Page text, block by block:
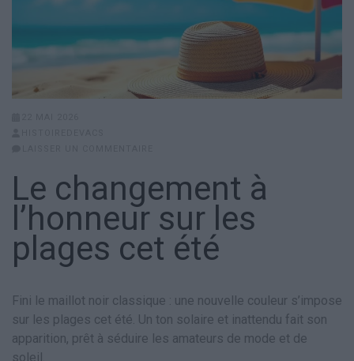
Le changement à
l’honneur sur les
plages cet été
Fini le maillot noir classique : une nouvelle couleur s’impose
sur les plages cet été. Un ton solaire et inattendu fait son
apparition, prêt à séduire les amateurs de mode et de
soleil.